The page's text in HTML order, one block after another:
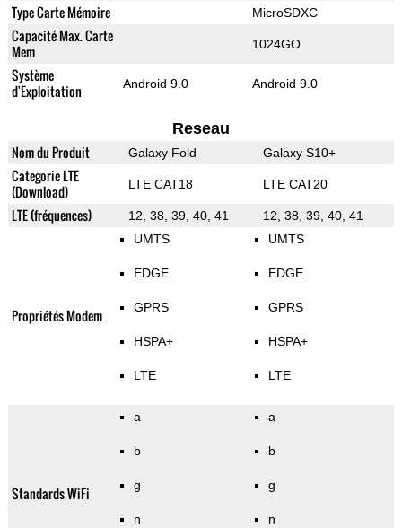
Type Carte Mémoire MicroSDXC
Capacité Max. Carte
Mem
1024GO
Système
d'Exploitation
Android 9.0 Android 9.0
Reseau
Nom du Produit Galaxy Fold Galaxy S10+
Categorie LTE
(Download)
LTE CAT18 LTE CAT20
LTE (fréquences) 12, 38, 39, 40, 41 12, 38, 39, 40, 41
Propriétés Modem
UMTS
EDGE
GPRS
HSPA+
LTE
UMTS
EDGE
GPRS
HSPA+
LTE
Standards WiFi
a
b
g
n
a
b
g
n